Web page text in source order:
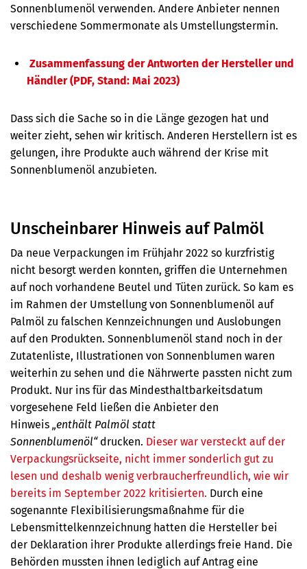
Sonnenblumenöl verwenden. Andere Anbieter nennen
verschiedene Sommermonate als Umstellungstermin.
Zusammenfassung der Antworten der Hersteller und
Händler (PDF, Stand: Mai 2023)
Dass sich die Sache so in die Länge gezogen hat und
weiter zieht, sehen wir kritisch. Anderen Herstellern ist es
gelungen, ihre Produkte auch während der Krise mit
Sonnenblumenöl anzubieten.
Unscheinbarer Hinweis auf Palmöl
Da neue Verpackungen im Frühjahr 2022 so kurzfristig
nicht besorgt werden konnten, griffen die Unternehmen
auf noch vorhandene Beutel und Tüten zurück. So kam es
im Rahmen der Umstellung von Sonnenblumenöl auf
Palmöl zu falschen Kennzeichnungen und Auslobungen
auf den Produkten. Sonnenblumenöl stand noch in der
Zutatenliste, Illustrationen von Sonnenblumen waren
weiterhin zu sehen und die Nährwerte passten nicht zum
Produkt. Nur ins für das Mindesthaltbarkeitsdatum
vorgesehene Feld ließen die Anbieter den
Hinweis „enthält Palmöl statt
Sonnenblumenöl“drucken. Dieser war versteckt auf der
Verpackungsrückseite, nicht immer sonderlich gut zu
lesen und deshalb wenig verbraucherfreundlich, wie wir
bereits im September 2022 kritisierten. Durch eine
sogenannte Flexibilisierungsmaßnahme für die
Lebensmittelkennzeichnung hatten die Hersteller bei
der Deklaration ihrer Produkte allerdings freie Hand. Die
Behörden mussten ihnen lediglich auf Antrag eine